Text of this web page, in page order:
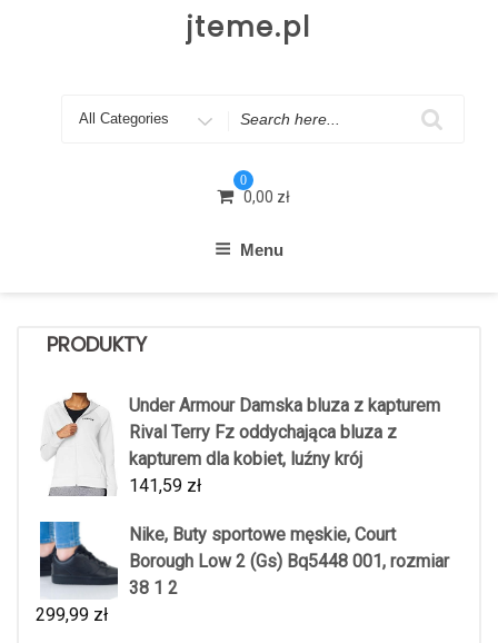
jteme.pl
Search
0
0,00 zł
Menu
PRODUKTY
Under Armour Damska bluza z kapturem
Rival Terry Fz oddychająca bluza z
kapturem dla kobiet, luźny krój
141,59 zł
Nike, Buty sportowe męskie, Court
Borough Low 2 (Gs) Bq5448 001, rozmiar
38 1 2
299,99 zł